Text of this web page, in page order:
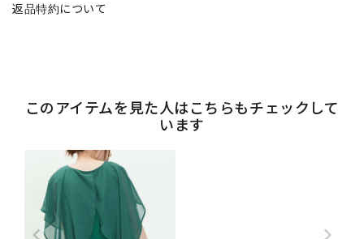
返品特約について
このアイテムを見た人はこちらもチェックして
います